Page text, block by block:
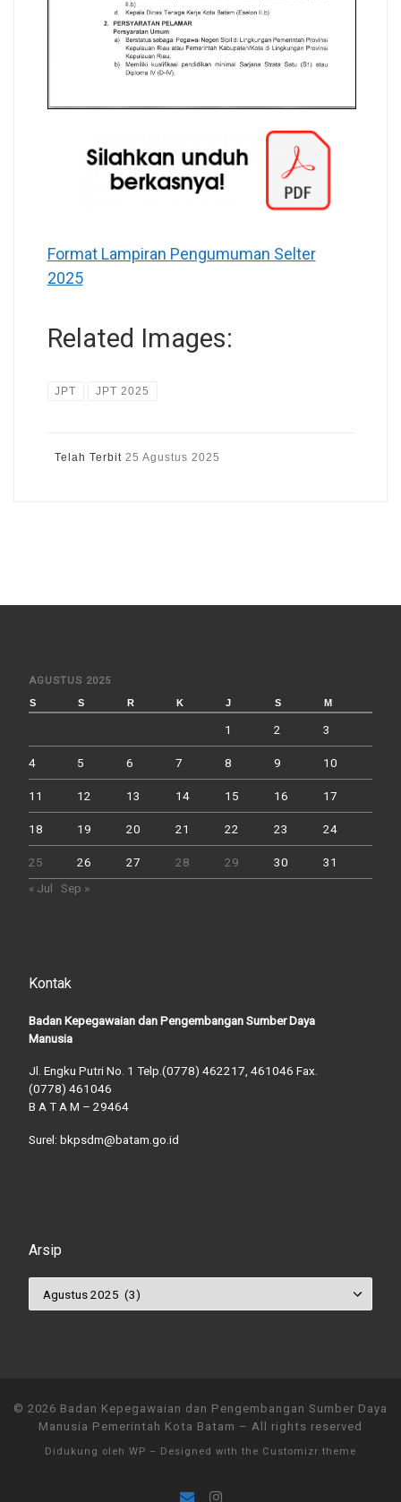
Format Lampiran Pengumuman Selter
2025
Related Images:
JPT JPT 2025
Telah Terbit 25 Agustus 2025
AGUSTUS 2025
S S R K J S M
1 2 3
4 5 6 7 8 9 10
11 12 13 14 15 16 17
18 19 20 21 22 23 24
25 26 27 28 29 30
31
« Jul
Sep »
Kontak
Badan Kepegawaian dan Pengembangan Sumber Daya
Manusia
Jl. Engku Putri No. 1 Telp.(0778) 462217, 461046 Fax.
(0778) 461046
B A T A M – 29464
Surel: bkpsdm@batam.go.id
Arsip
© 2026 Badan Kepegawaian dan Pengembangan Sumber Daya
Manusia Pemerintah Kota Batam – All rights reserved
Didukung oleh WP – Designed with the Customizr theme